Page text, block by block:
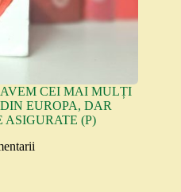
CEI MAI MULȚI
EUROPA, DAR
(P)